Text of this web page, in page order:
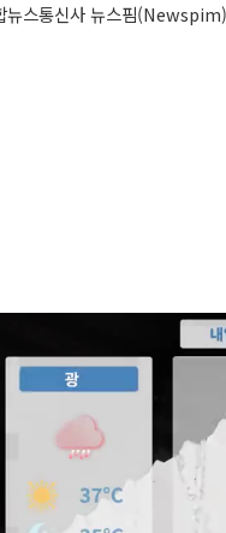
뉴스통신사 뉴스핌